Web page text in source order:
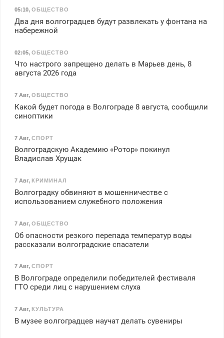
05:10, ОБЩЕСТВО
Два дня волгоградцев будут развлекать у фонтана на
набережной
02:05, ОБЩЕСТВО
Что настрого запрещено делать в Марьев день, 8
августа 2026 года
7 Авг, ОБЩЕСТВО
Какой будет погода в Волгограде 8 августа, сообщили
синоптики
7 Авг, СПОРТ
Волгоградскую Академию «Ротор» покинул
Владислав Хрущак
7 Авг, КРИМИНАЛ
Волгоградку обвиняют в мошенничестве с
использованием служебного положения
7 Авг, ОБЩЕСТВО
Об опасности резкого перепада температур воды
рассказали волгоградские спасатели
7 Авг, СПОРТ
В Волгограде определили победителей фестиваля
ГТО среди лиц с нарушением слуха
7 Авг, КУЛЬТУРА
В музее волгоградцев научат делать сувениры